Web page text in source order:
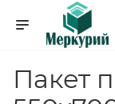
Пакет